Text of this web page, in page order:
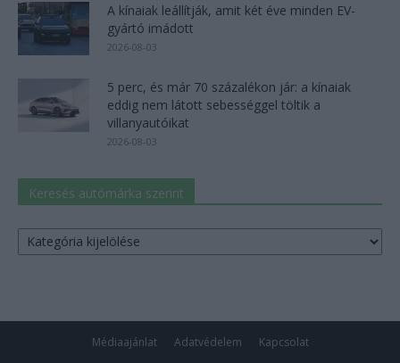
A kínaiak leállítják, amit két éve minden EV-
gyártó imádott
2026-08-03
5 perc, és már 70 százalékon jár: a kínaiak
eddig nem látott sebességgel töltik a
villanyautóikat
2026-08-03
Keresés autómárka szerint
Keresés
autómárka
Médiaajánlat Adatvédelem Kapcsolat